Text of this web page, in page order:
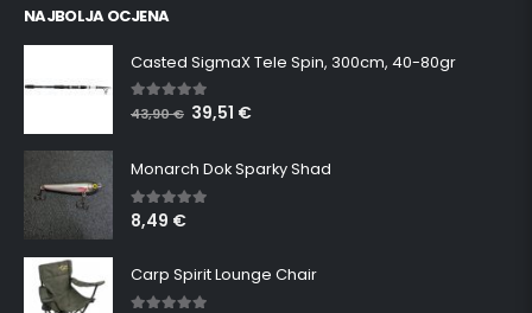
NAJBOLJA OCJENA
Casted SigmaX Tele Spin, 300cm, 40-80gr
5.00out of 5
43,90€ 39,51 €
Monarch Dok Sparky Shad
5.00 out of 5
8,49 €
Carp Spirit Lounge Chair